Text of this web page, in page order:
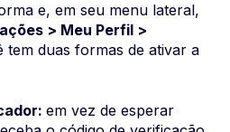
e, em seu menu lateral,
> Meu Perfil >
tem duas formas de ativar a
em vez de esperar